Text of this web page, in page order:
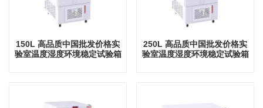
150L 高品质中国批发价格实
验室温度湿度环境稳定试验箱
250L 高品质中国批发价格实
验室温度湿度环境稳定试验箱